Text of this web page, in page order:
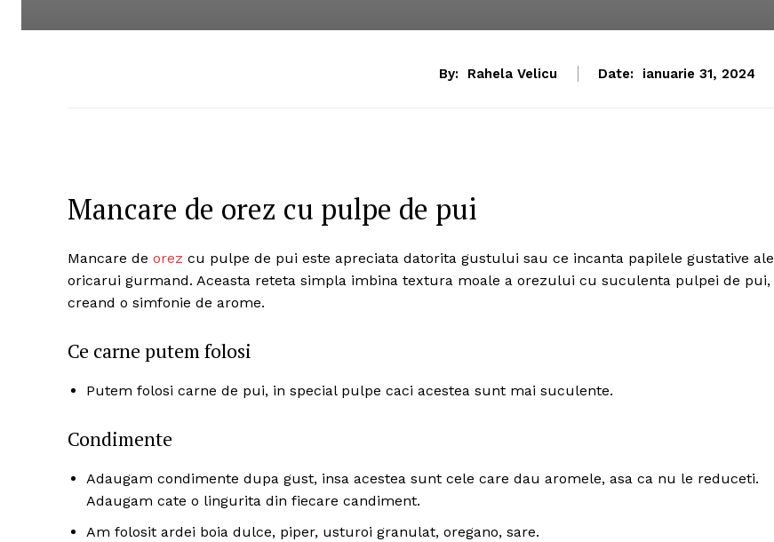
By: Rahela Velicu Date: ianuarie 31, 2024
Mancare de orez cu pulpe de pui
Mancare de orez cu pulpe de pui este apreciata datorita gustului sau ce incanta papilele gustative ale
oricarui gurmand. Aceasta reteta simpla imbina textura moale a orezului cu suculenta pulpei de pui,
creand o simfonie de arome.
Ce carne putem folosi
Putem folosi carne de pui, in special pulpe caci acestea sunt mai suculente.
Condimente
Adaugam condimente dupa gust, insa acestea sunt cele care dau aromele, asa ca nu le reduceti.
Adaugam cate o lingurita din fiecare candiment.
Am folosit ardei boia dulce, piper, usturoi granulat, oregano, sare.